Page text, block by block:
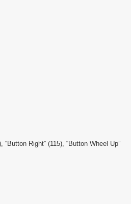
Right” (115), “Button Wheel Up”